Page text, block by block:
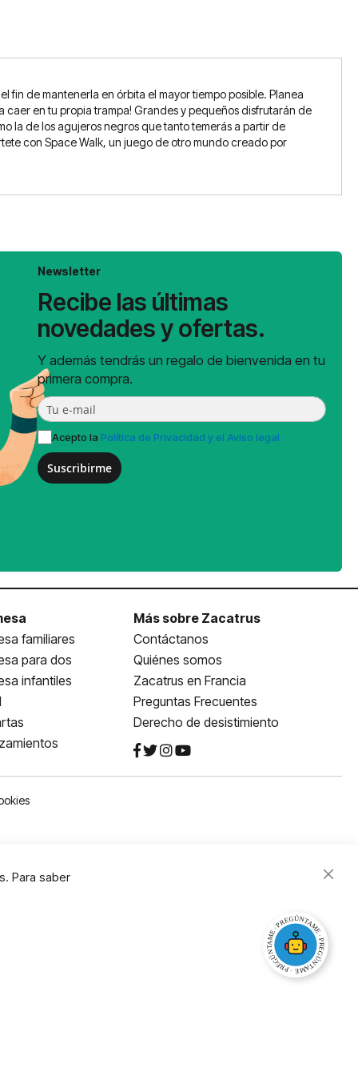
de mantenerla en órbita el mayor tiempo posible. Planea
caer en tu propia trampa! Grandes y pequeños disfrutarán de
la de los agujeros negros que tanto temerás a partir de
con Space Walk, un juego de otro mundo creado por
Newsletter
Recibe las últimas
novedades y ofertas.
Y además tendrás un regalo de bienvenida en tu
primera compra.
Acepto la Política de Privacidad y el Aviso legal
Suscribirme
familiares
para dos
infantiles
Más sobre Zacatrus
Contáctanos
Quiénes somos
Zacatrus en Francia
Preguntas Frecuentes
Derecho de desistimiento
Para saber